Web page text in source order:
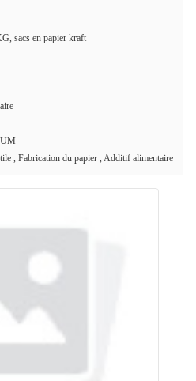
sacs en papier kraft
, Fabrication du papier , Additif alimentaire